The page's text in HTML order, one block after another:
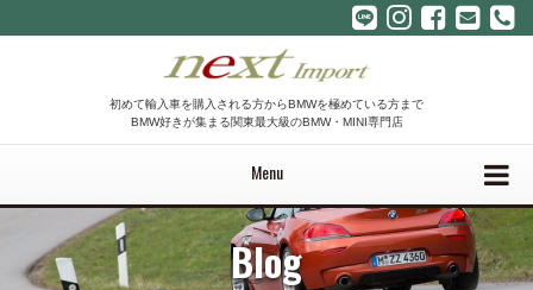
初めて輸入車を購入される方からBMWを極めている方まで
BMW好きが集まる関東最大級のBMW・MINI専門店
Menu
Blog